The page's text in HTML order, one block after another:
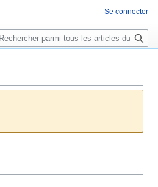
Se connecter